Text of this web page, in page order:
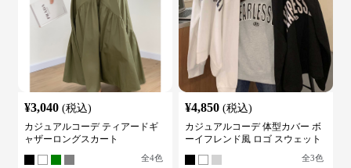
¥3,040 (税込)
カジュアルコーデ ティアードギ
ャザーロングスカート
全4色
¥4,850 (税込)
カジュアルコーデ 体型カバー ボ
ーイフレンド風 ロゴ スウェット
全3色